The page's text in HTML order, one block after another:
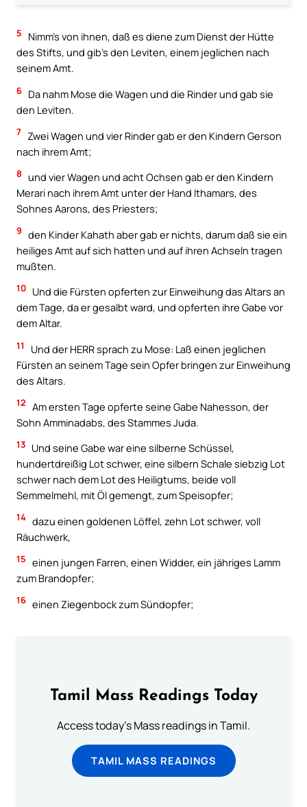
5
Nimm’s von ihnen, daß es diene zum Dienst der Hütte
des Stifts, und gib’s den Leviten, einem jeglichen nach
seinem Amt.
6 Da nahm Mose die Wagen und die Rinder und gab sie
den Leviten.
7 Zwei Wagen und vier Rinder gab er den Kindern Gerson
nach ihrem Amt;
8 und vier Wagen und acht Ochsen gab er den Kindern
Merari nach ihrem Amt unter der Hand Ithamars, des
Sohnes Aarons, des Priesters;
9 den Kinder Kahath aber gab er nichts, darum daß sie ein
heiliges Amt auf sich hatten und auf ihren Achseln tragen
mußten.
10 Und die Fürsten opferten zur Einweihung das Altars an
dem Tage, da er gesalbt ward, und opferten ihre Gabe vor
dem Altar.
11
Und der HERR sprach zu Mose: Laß einen jeglichen
Fürsten an seinem Tage sein Opfer bringen zur Einweihung
des Altars.
12 Am ersten Tage opferte seine Gabe Nahesson, der
Sohn Amminadabs, des Stammes Juda.
13 Und seine Gabe war eine silberne Schüssel,
hundertdreißig Lot schwer, eine silbern Schale siebzig Lot
schwer nach dem Lot des Heiligtums, beide voll
Semmelmehl, mit Öl gemengt, zum Speisopfer;
14 dazu einen goldenen Löffel, zehn Lot schwer, voll
Räuchwerk,
15 einen jungen Farren, einen Widder, ein jähriges Lamm
zum Brandopfer;
16 einen Ziegenbock zum Sündopfer;
Tamil Mass Readings Today
Access today's Mass readings in Tamil.
TAMIL MASS READINGS